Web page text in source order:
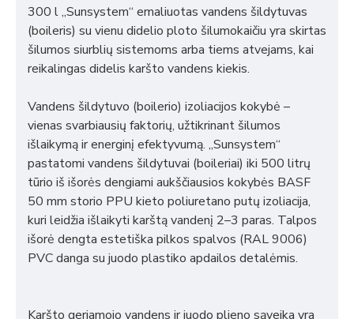
300 l „Sunsystem“ emaliuotas vandens šildytuvas
(boileris) su vienu didelio ploto šilumokaičiu yra skirtas
šilumos siurblių sistemoms arba tiems atvejams, kai
reikalingas didelis karšto vandens kiekis.
Vandens šildytuvo (boilerio) izoliacijos kokybė –
vienas svarbiausių faktorių, užtikrinant šilumos
išlaikymą ir energinį efektyvumą. „Sunsystem“
pastatomi vandens šildytuvai (boileriai) iki 500 litrų
tūrio iš išorės dengiami aukščiausios kokybės BASF
50 mm storio PPU kieto poliuretano putų izoliacija,
kuri leidžia išlaikyti karštą vandenį 2–3 paras. Talpos
išorė dengta estetiška pilkos spalvos (RAL 9006)
PVC danga su juodo plastiko apdailos detalėmis.
Karšto geriamojo vandens ir juodo plieno sąveika yra